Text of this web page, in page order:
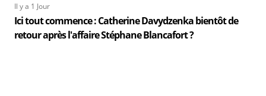
Il y a 1 Jour
Ici tout commence : Catherine Davydzenka bientôt de
retour après l'affaire Stéphane Blancafort ?